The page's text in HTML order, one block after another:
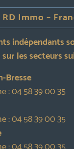
Immo –
indépendants
les secteurs
Bresse
:04 58 39 00 35
:04 58 39 00 35